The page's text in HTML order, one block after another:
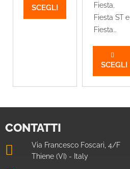
SCEGLI
Fiesta,
Fiesta ST e
Fiesta...
SCEGLI
CONTATTI
Via Francesco Foscari, 4/F
Thiene (VI) - Italy